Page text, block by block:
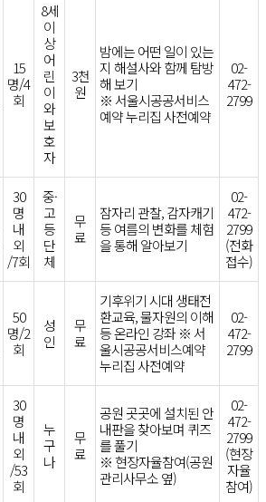
15
명/4
회
8세
이
상
어
린
이
와
보
호
자
3천
원
밤에는 어떤 일이 있는
지 해설사와 함께 탐방
해 보기
※ 서울시공공서비스
예약 누리집 사전예약
02-
472-
2799
30
명
내
외
/7회
중·
고
등
단
체
무
료
잠자리 관찰, 감자캐기
등 여름의 변화를 체험
을 통해 알아보기
02-
472-
2799
(전화
접수)
50
명/2
회
성
인
무
료
기후위기 시대 생태전
환교육, 물자원의 이해
등 온라인 강좌 ※ 서
울시공공서비스예약
누리집 사전예약
02-
472-
2799
30
명
내
외
/53
회
누
구
나
무
료
공원 곳곳에 설치된 안
내판을 찾아보며 퀴즈
를 풀기
※ 현장자율참여(공원
관리사무소 옆)
02-
472-
2799
(현장
자율
참여)